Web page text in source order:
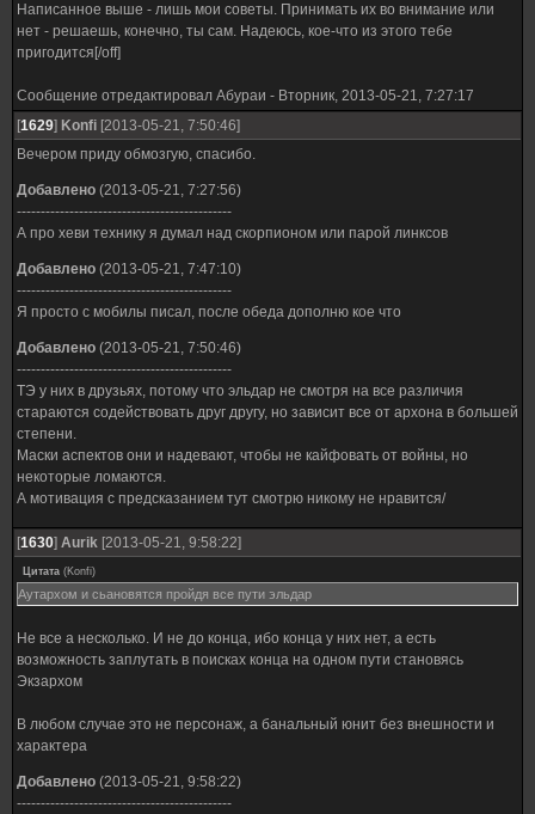
Написанное выше - лишь мои советы. Принимать их во внимание или
нет - решаешь, конечно, ты сам. Надеюсь, кое-что из этого тебе
пригодится[/off]
Сообщение отредактировал Абураи - Вторник, 2013-05-21, 7:27:17
[1629] Konfi [2013-05-21, 7:50:46]
Вечером приду обмозгую, спасибо.
Добавлено (2013-05-21, 7:27:56)
---------------------------------------------
А про хеви технику я думал над скорпионом или парой линксов
Добавлено (2013-05-21, 7:47:10)
---------------------------------------------
Я просто с мобилы писал, после обеда дополню кое что
Добавлено (2013-05-21, 7:50:46)
---------------------------------------------
ТЭ у них в друзьях, потому что эльдар не смотря на все различия
стараются содействовать друг другу, но зависит все от архона в большей
степени.
Маски аспектов они и надевают, чтобы не кайфовать от войны, но
некоторые ломаются.
А мотивация с предсказанием тут смотрю никому не нравится/
[1630] Aurik [2013-05-21, 9:58:22]
Цитата (Konfi)
Аутархом и сьановятся пройдя все пути эльдар
Не все а несколько. И не до конца, ибо конца у них нет, а есть
возможность заплутать в поисках конца на одном пути становясь
Экзархом
В любом случае это не персонаж, а банальный юнит без внешности и
характера
Добавлено (2013-05-21, 9:58:22)
---------------------------------------------